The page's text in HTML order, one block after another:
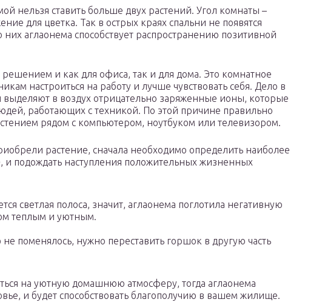
нельзя ставить больше двух растений. Угол комнаты –
для цветка. Так в острых краях спальни не появятся
аглаонема способствует распространению позитивной
и как для офиса, так и для дома. Это комнатное
настроиться на работу и лучше чувствовать себя. Дело в
выделяют в воздух отрицательно заряженные ионы, которые
работающих с техникой. По этой причине правильно
рядом с компьютером, ноутбуком или телевизором.
растение, сначала необходимо определить наиболее
и подождать наступления положительных жизненных
светлая полоса, значит, аглаонема поглотила негативную
теплым и уютным.
не поменялось, нужно переставить горшок в другую часть
на уютную домашнюю атмосферу, тогда аглаонема
и будет способствовать благополучию в вашем жилище.